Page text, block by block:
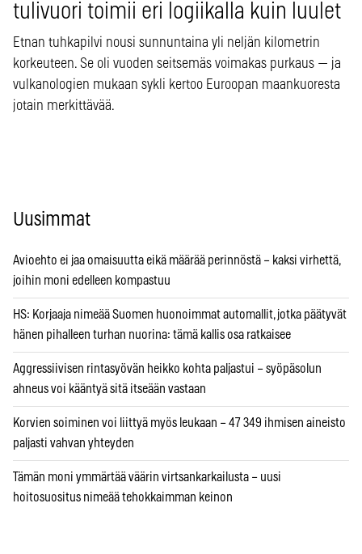
tulivuori toimii eri logiikalla kuin luulet
Etnan tuhkapilvi nousi sunnuntaina yli neljän kilometrin
korkeuteen. Se oli vuoden seitsemäs voimakas purkaus — ja
vulkanologien mukaan sykli kertoo Euroopan maankuoresta
jotain merkittävää.
Uusimmat
Avioehto ei jaa omaisuutta eikä määrää perinnöstä – kaksi virhettä,
joihin moni edelleen kompastuu
HS: Korjaaja nimeää Suomen huonoimmat automallit, jotka päätyvät
hänen pihalleen turhan nuorina: tämä kallis osa ratkaisee
Aggressiivisen rintasyövän heikko kohta paljastui – syöpäsolun
ahneus voi kääntyä sitä itseään vastaan
Korvien soiminen voi liittyä myös leukaan – 47 349 ihmisen aineisto
paljasti vahvan yhteyden
Tämän moni ymmärtää väärin virtsankarkailusta – uusi
hoitosuositus nimeää tehokkaimman keinon